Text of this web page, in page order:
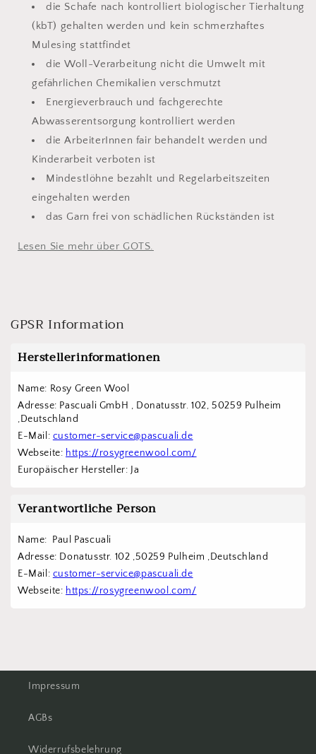
die Schafe nach kontrolliert biologischer Tierhaltung
(kbT) gehalten werden und kein schmerzhaftes
Mulesing stattfindet
die Woll-Verarbeitung nicht die Umwelt mit
gefährlichen Chemikalien verschmutzt
Energieverbrauch und fachgerechte
Abwasserentsorgung kontrolliert werden
die ArbeiterInnen fair behandelt werden und
Kinderarbeit verboten ist
Mindestlöhne bezahlt und Regelarbeitszeiten
eingehalten werden
das Garn frei von schädlichen Rückständen ist
Lesen Sie mehr über GOTS.
GPSR Information
Herstellerinformationen
Name: Rosy Green Wool
Adresse: Pascuali GmbH , Donatusstr. 102, 50259 Pulheim
,Deutschland
E-Mail: customer-service@pascuali.de
Webseite: https://rosygreenwool.com/
Europäischer Hersteller: Ja
Verantwortliche Person
Name:  Paul Pascuali
Adresse: Donatusstr. 102 ,50259 Pulheim ,Deutschland
E-Mail: customer-service@pascuali.de
Webseite: https://rosygreenwool.com/
Impressum
AGBs
Widerrufsbelehrung